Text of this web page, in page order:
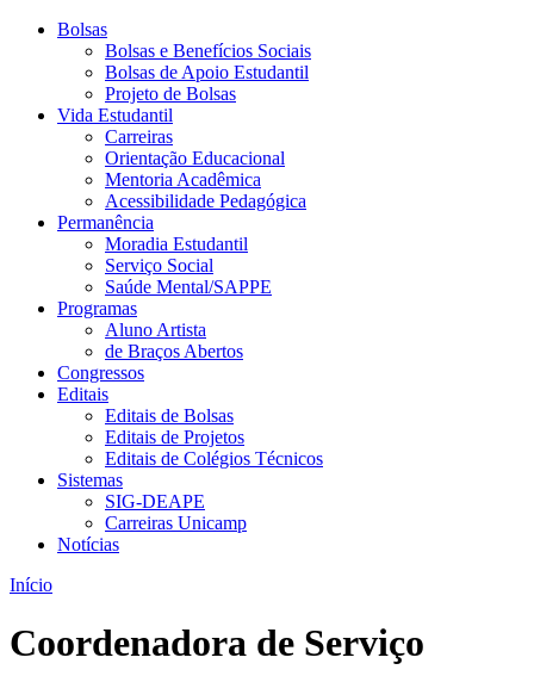
Bolsas
Bolsas e Benefícios Sociais
Bolsas de Apoio Estudantil
Projeto de Bolsas
Vida Estudantil
Carreiras
Orientação Educacional
Mentoria Acadêmica
Acessibilidade Pedagógica
Permanência
Moradia Estudantil
Serviço Social
Saúde Mental/SAPPE
Programas
Aluno Artista
de Braços Abertos
Congressos
Editais
Editais de Bolsas
Editais de Projetos
Editais de Colégios Técnicos
Sistemas
SIG-DEAPE
Carreiras Unicamp
Notícias
Início
Coordenadora de Serviço